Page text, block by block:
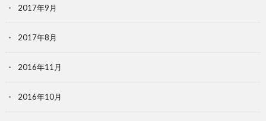
2017年9月
2017年8月
2016年11月
2016年10月